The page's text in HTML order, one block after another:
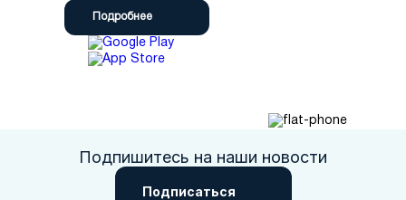
Подробнее
Подпишитесь на наши новости
Подписаться